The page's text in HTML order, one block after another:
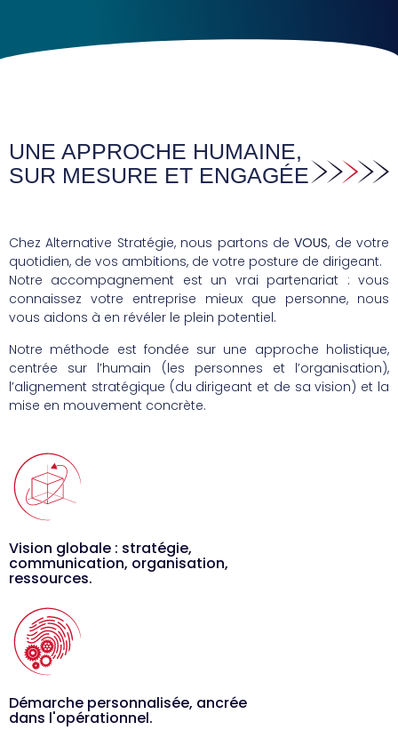
UNE APPROCHE HUMAINE,
SUR MESURE ET ENGAGÉE
Chez Alternative Stratégie, nous partons deVOUS, de votre
quotidien, de vos ambitions, de votre posture de dirigeant.
Notre accompagnement est un vrai partenariat : vous
connaissez votre entreprise mieux que personne, nous
vous aidons à en révéler le plein potentiel.
Notre méthode est fondée sur une approche holistique,
centrée sur l’humain (les personnes et l’organisation),
l’alignement stratégique (du dirigeant et de sa vision) et la
mise en mouvement concrète.
Vision globale : stratégie,
communication, organisation,
ressources.
Démarche personnalisée, ancrée
dans l'opérationnel.